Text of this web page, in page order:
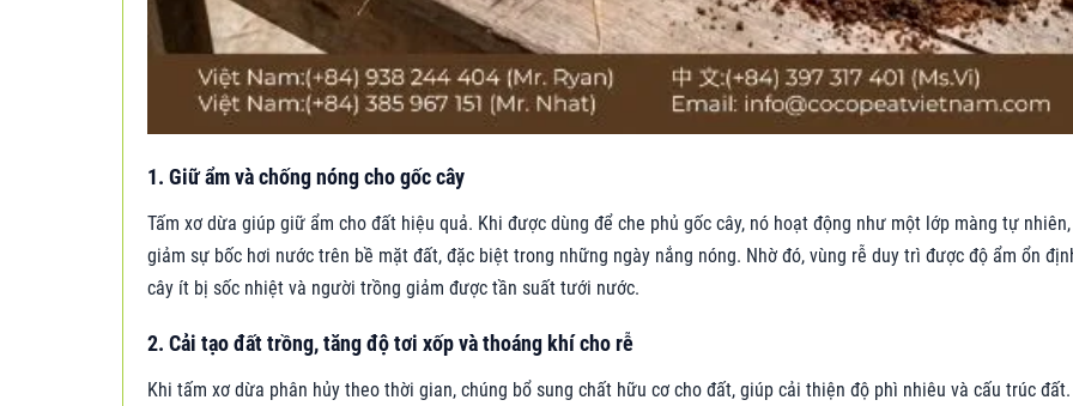
1. Giữ ẩm và chống nóng cho gốc cây
Tấm xơ dừa giúp giữ ẩm cho đất hiệu quả. Khi được dùng để che phủ gốc cây, nó hoạt động như một lớp màng tự nhiên,
giảm sự bốc hơi nước trên bề mặt đất, đặc biệt trong những ngày nắng nóng. Nhờ đó, vùng rễ duy trì được độ ẩm ổn
cây ít bị sốc nhiệt và người trồng giảm được tần suất tưới nước.
2. Cải tạo đất trồng, tăng độ tơi xốp và thoáng khí cho rễ
Khi tấm xơ dừa phân hủy theo thời gian, chúng bổ sung chất hữu cơ cho đất, giúp cải thiện độ phì nhiêu và cấu trúc đất.